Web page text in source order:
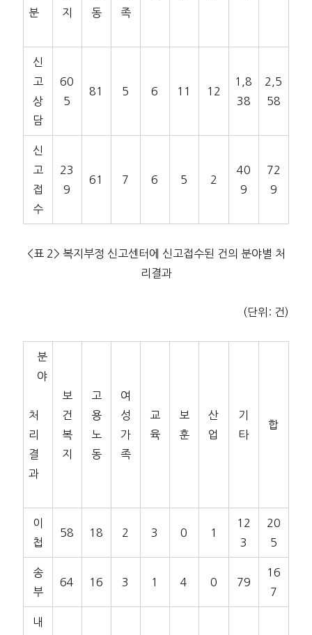
분
지
동
족
신
고
상
담
60
5
81 5 6 11 12
1,8
38
2,5
58
신
고
접
수
23
9
61 7 6 5 2
40
9
72
9
<표 2> 복지부정 신고센터에 신고접수된 건의 분야별 처
리결과
(단위: 건)
분
야
처
리
결
과
보
건
복
지
고
용
노
동
여
성
가
족
교
육
보
훈
산
업
기
타
합
이
첩
58 18 2 3 0 1
12
3
20
5
송
부
64 16 3 1 4 0 79
16
7
내